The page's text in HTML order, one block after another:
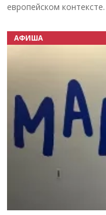
европейском контексте.
АФИША